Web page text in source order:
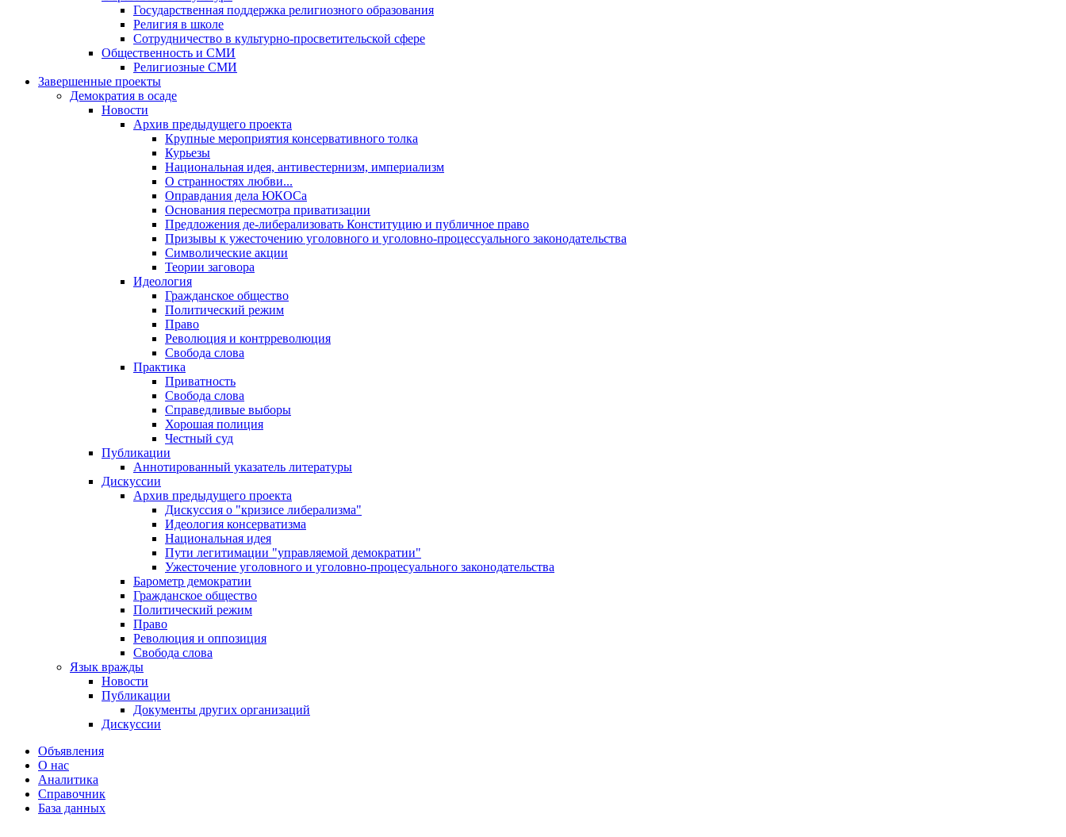
Государственная поддержка религиозного образования
Религия в школе
Сотрудничество в культурно-просветительской сфере
Общественность и СМИ
Религиозные СМИ
Завершенные проекты
Демократия в осаде
Новости
Архив предыдущего проекта
Крупные мероприятия консервативного толка
Курьезы
Национальная идея, антивестернизм, империализм
О странностях любви...
Оправдания дела ЮКОСа
Основания пересмотра приватизации
Предложения де-либерализовать Конституцию и публичное право
Призывы к ужесточению уголовного и уголовно-процессуального законодательства
Символические акции
Теории заговора
Идеология
Гражданское общество
Политический режим
Право
Революция и контрреволюция
Свобода слова
Практика
Приватность
Свобода слова
Справедливые выборы
Хорошая полиция
Честный суд
Публикации
Аннотированный указатель литературы
Дискуссии
Архив предыдущего проекта
Дискуссия о "кризисе либерализма"
Идеология консерватизма
Национальная идея
Пути легитимации "управляемой демократии"
Ужесточение уголовного и уголовно-процесуального законодательства
Барометр демократии
Гражданское общество
Политический режим
Право
Революция и оппозиция
Свобода слова
Язык вражды
Новости
Публикации
Документы других организаций
Дискуссии
Объявления
О нас
Аналитика
Справочник
База данных